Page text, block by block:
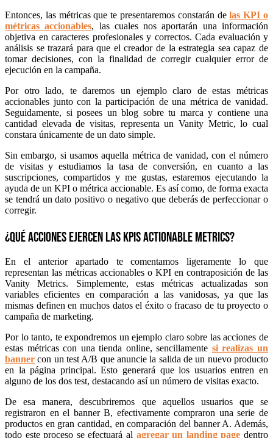
Entonces, las métricas que te presentaremos constarán delas KPI o
métricas accionables, las cuales nos aportarán una información
objetiva en caracteres profesionales y correctos. Cada evaluación y
análisis se trazará para que el creador de la estrategia sea capaz de
tomar decisiones, con la finalidad de corregir cualquier error de
ejecución en la campaña.
Por otro lado, te daremos un ejemplo claro de estas métricas
accionables junto con la participación de una métrica de vanidad.
Seguidamente, si posees un blog sobre tu marca y contiene una
cantidad elevada de visitas, representa un Vanity Metric, lo cual
constara únicamente de un dato simple.
Sin embargo, si usamos aquella métrica de vanidad, con el número
de visitas y estudiamos la tasa de conversión, en cuanto a las
suscripciones, compartidos y me gustas, estaremos ejecutando la
ayuda de un KPI o métrica accionable. Es así como, de forma exacta
se tendrá un dato positivo o negativo que deberás de perfeccionar o
corregir.
¿Qué acciones ejercen las KPIs Actionable Metrics?
En el anterior apartado te comentamos ligeramente lo que
representan las métricas accionables o KPI en contraposición de las
Vanity Metrics. Simplemente, estas métricas actualizadas son
variables eficientes en comparación a las vanidosas, ya que las
mismas definen en muchos datos el éxito o fracaso de tu proyecto o
campaña de marketing.
Por lo tanto, te expondremos un ejemplo claro sobre las acciones de
estas métricas con una tienda online, sencillamente si realizas un
banner con un test A/B que anuncie la salida de un nuevo producto
en la página principal. Esto generará que los usuarios entren en
alguno de los dos test, destacando así un número de visitas exacto.
De esa manera, descubriremos que aquellos usuarios que se
registraron en el banner B, efectivamente compraron una serie de
productos en gran cantidad, en comparación del banner A. Además,
todo este proceso se efectuará al agregar un landing page dentro